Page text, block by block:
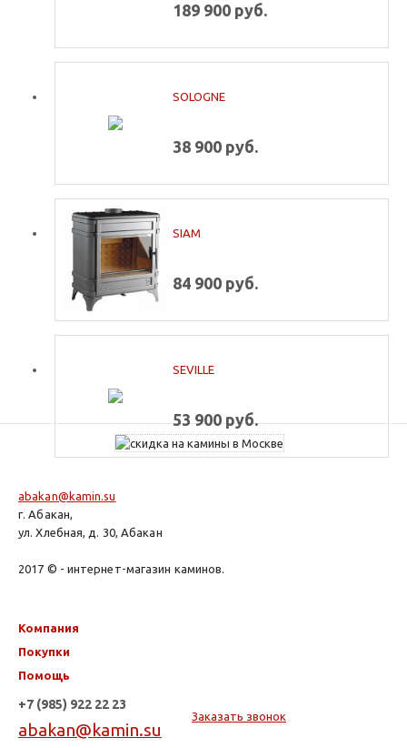
189 900 руб.
SOLOGNE
38 900 руб.
SIAM
84 900 руб.
SEVILLE
53 900 руб.
abakan@kamin.su
г. Абакан,
ул. Хлебная, д. 30, Абакан
2017 © - интернет-магазин каминов.
Компания
Покупки
Помощь
+7 (985) 922 22 23
abakan@kamin.su
Заказать звонок